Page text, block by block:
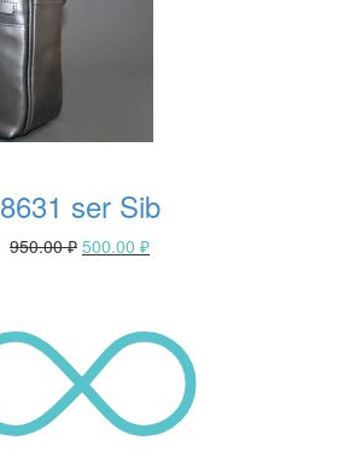
8631 ser Sib
950.00₽ 500.00 ₽